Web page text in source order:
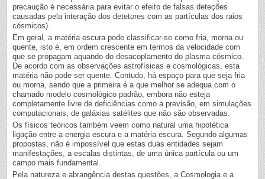
precaução é necessária para evitar o efeito de falsas deteções
causadas pela interação dos detetores com as partículas dos raios
cósmicos).
Em geral, a matéria escura pode classificar-se como fria, morna ou
quente, isto é, em ordem crescente em termos da velocidade com
que se propagam aquando do desacoplamento do plasma cósmico.
De acordo com as observações astrofísicas e cosmológicas, esta
matéria não pode ser quente. Contudo, há espaço para que seja fria
ou morna, sendo que a primeira é a que melhor se adequa com o
chamado modelo cosmológico padrão, embora não esteja
completamente livre de deficiências como a previsão, em simulações
computacionais, de galáxias satélites que não são observadas.
Os físicos teóricos também veem como natural uma hipotética
ligação entre a energia escura e a matéria escura. Segundo algumas
propostas, não é impossível que estas duas entidades sejam
manifestações, a escalas distintas, de uma única partícula ou um
campo mais fundamental.
Pela natureza e abrangência destas questões, a Cosmologia e a